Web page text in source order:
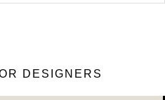
DESIGNERS